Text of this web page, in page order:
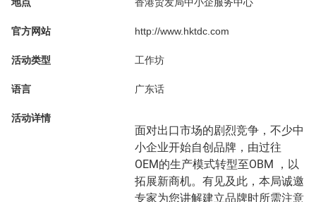
官方网站 http://www.hktdc.com
活动类型 工作坊
语言 广东话
活动详情
面对出口市场的剧烈竞争，不少中
小企业开始自创品牌，由过往
OEM的生产模式转型至OBM ，以
拓展新商机。有见及此，本局诚邀
专家为您讲解建立品牌时所需注意